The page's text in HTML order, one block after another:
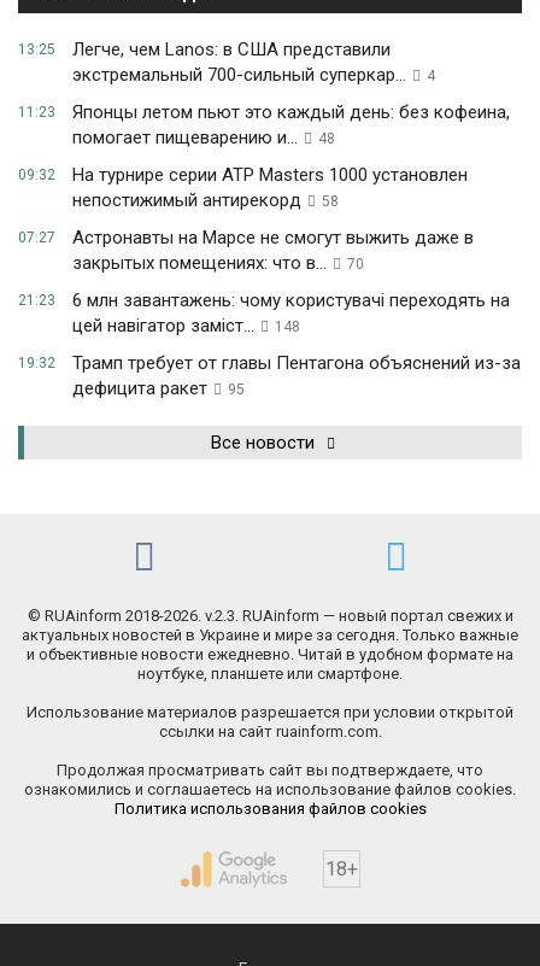
13:25
Легче, чем Lanos: в США представили
экстремальный 700-сильный суперкар...
4
11:23
Японцы летом пьют это каждый день: без кофеина,
помогает пищеварению и...
48
09:32
На турнире серии ATP Masters 1000 установлен
непостижимый антирекорд
58
07:27
Астронавты на Марсе не смогут выжить даже в
закрытых помещениях: что в...
70
21:23
6 млн завантажень: чому користувачі переходять на
цей навігатор заміст...
148
19:32
Трамп требует от главы Пентагона объяснений из-за
дефицита ракет
95
Все новости
© RUAinform 2018-2026. v.2.3. RUAinform — новый портал свежих и
актуальных новостей в Украине и мире за сегодня. Только важные
и объективные новости ежедневно. Читай в удобном формате на
ноутбуке, планшете или смартфоне.
Использование материалов разрешается при условии открытой
ссылки на сайт ruainform.com.
Продолжая просматривать сайт вы подтверждаете, что
ознакомились и соглашаетесь на использование файлов cookies.
Политика использования файлов cookies
18+